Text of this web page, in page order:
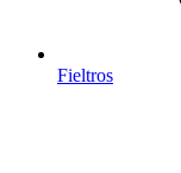
Fieltros